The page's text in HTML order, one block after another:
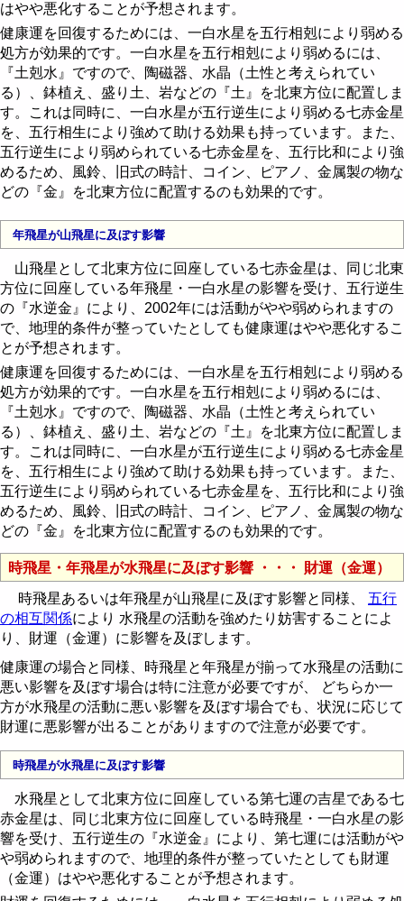
はやや悪化することが予想されます。
健康運を回復するためには、一白水星を五行相剋により弱める
処方が効果的です。一白水星を五行相剋により弱めるには、
『土剋水』ですので、陶磁器、水晶（土性と考えられてい
る）、鉢植え、盛り土、岩などの『土』を北東方位に配置しま
す。これは同時に、一白水星が五行逆生により弱める七赤金星
を、五行相生により強めて助ける効果も持っています。また、
五行逆生により弱められている七赤金星を、五行比和により強
めるため、風鈴、旧式の時計、コイン、ピアノ、金属製の物な
どの『金』を北東方位に配置するのも効果的です。
年飛星が山飛星に及ぼす影響
山飛星として北東方位に回座している七赤金星は、同じ北東
方位に回座している年飛星・一白水星の影響を受け、五行逆生
の『水逆金』により、2002年には活動がやや弱められますの
で、地理的条件が整っていたとしても健康運はやや悪化するこ
とが予想されます。
健康運を回復するためには、一白水星を五行相剋により弱める
処方が効果的です。一白水星を五行相剋により弱めるには、
『土剋水』ですので、陶磁器、水晶（土性と考えられてい
る）、鉢植え、盛り土、岩などの『土』を北東方位に配置しま
す。これは同時に、一白水星が五行逆生により弱める七赤金星
を、五行相生により強めて助ける効果も持っています。また、
五行逆生により弱められている七赤金星を、五行比和により強
めるため、風鈴、旧式の時計、コイン、ピアノ、金属製の物な
どの『金』を北東方位に配置するのも効果的です。
時飛星・年飛星が水飛星に及ぼす影響 ・・・ 財運（金運）
時飛星あるいは年飛星が山飛星に及ぼす影響と同様、 五行
の相互関係により 水飛星の活動を強めたり妨害することによ
り、財運（金運）に影響を及ぼします。
健康運の場合と同様、時飛星と年飛星が揃って水飛星の活動に
悪い影響を及ぼす場合は特に注意が必要ですが、 どちらか一
方が水飛星の活動に悪い影響を及ぼす場合でも、状況に応じて
財運に悪影響が出ることがありますので注意が必要です。
時飛星が水飛星に及ぼす影響
水飛星として北東方位に回座している第七運の吉星である七
赤金星は、同じ北東方位に回座している時飛星・一白水星の影
響を受け、五行逆生の『水逆金』により、第七運には活動がや
や弱められますので、地理的条件が整っていたとしても財運
（金運）はやや悪化することが予想されます。